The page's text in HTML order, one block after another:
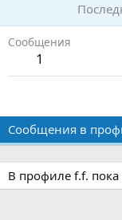
Сообщения
1
Сообщения в
В профиле f.f.